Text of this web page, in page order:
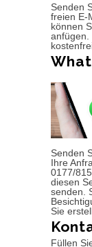
Senden
freien E-
können
anfügen.
Senden
Ihre
0177/
diesen
senden.
Sie
Füllen